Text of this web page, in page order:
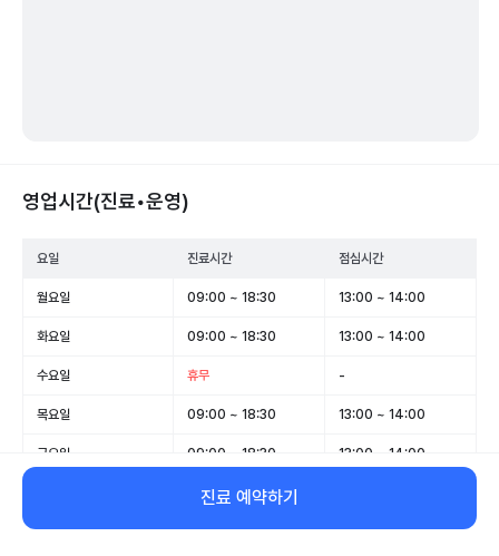
영업시간(진료•운영)
요일 진료시간 점심시간
월요일 09:00 ~ 18:30 13:00 ~ 14:00
화요일 09:00 ~ 18:30 13:00 ~ 14:00
수요일 휴무 -
목요일 09:00 ~ 18:30 13:00 ~ 14:00
금요일 09:00 ~ 18:30 13:00 ~ 14:00
09:00 ~ 16:00
일요일 휴무 -
진료 예약하기